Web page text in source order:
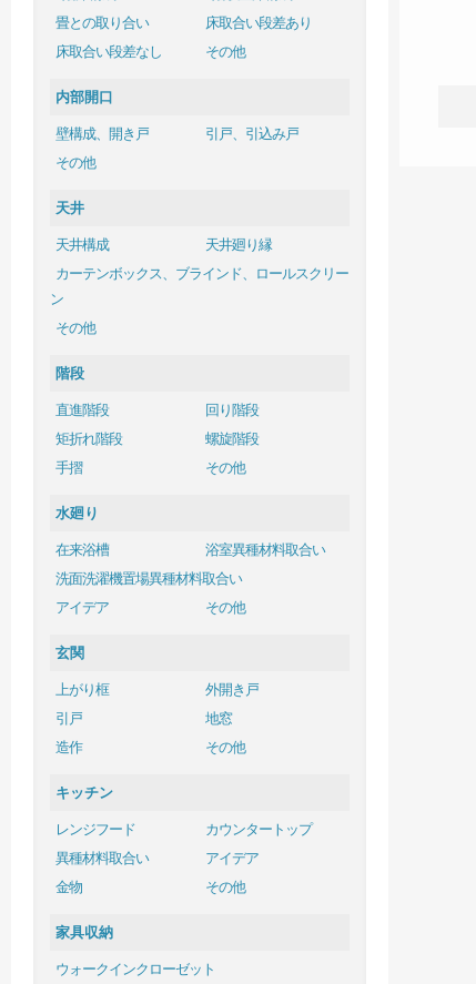
畳との取り合い
床取合い段差あり
床取合い段差なし
その他
内部開口
壁構成、開き戸
引戸、引込み戸
その他
天井
天井構成
天井廻り縁
カーテンボックス、ブラインド、ロールスクリー
ン
その他
階段
直進階段
回り階段
矩折れ階段
螺旋階段
手摺
その他
水廻り
在来浴槽
浴室異種材料取合い
洗面洗濯機置場異種材料取合い
アイデア
その他
玄関
上がり框
外開き戸
引戸
地窓
造作
その他
キッチン
レンジフード
カウンタートップ
異種材料取合い
アイデア
金物
その他
家具収納
ウォークインクローゼット